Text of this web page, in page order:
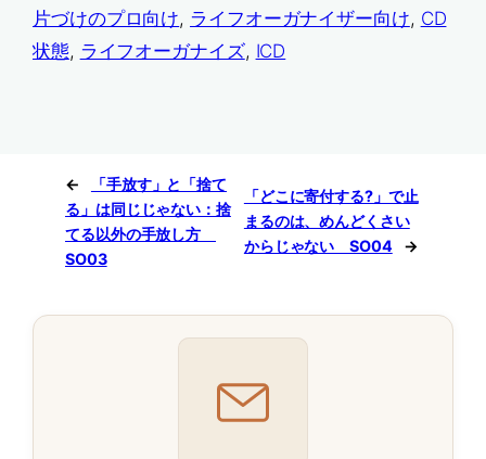
片づけのプロ向け, ライフオーガナイザー向け, CD
状態, ライフオーガナイズ, ICD
←
「手放す」と「捨て
る」は同じじゃない：捨
てる以外の手放し方
SO03
「どこに寄付する?」で止
まるのは、めんどくさい
からじゃない SO04
→